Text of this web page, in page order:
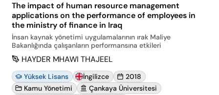
The impact of human resource management
applications on the performance of employees in
the ministry of finance in Iraq
İnsan kaynak yönetimi uygulamalarının ırak Maliye
Bakanlığında çalışanların performansına etkileri
HAYDER MHAWI THAJEEL
Yüksek Lisans İngilizce
2018
Kamu Yönetimi
Çankaya Üniversitesi